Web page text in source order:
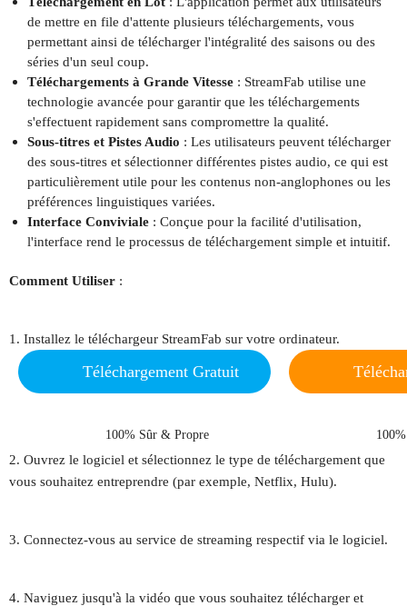
de mettre en file d'attente plusieurs téléchargements, vous
permettant ainsi de télécharger l'intégralité des saisons ou des
séries d'un seul coup.
Téléchargements à Grande Vitesse : StreamFab utilise une
technologie avancée pour garantir que les téléchargements
s'effectuent rapidement sans compromettre la qualité.
Sous-titres et Pistes Audio : Les utilisateurs peuvent télécharger
des sous-titres et sélectionner différentes pistes audio, ce qui est
particulièrement utile pour les contenus non-anglophones ou les
préférences linguistiques variées.
Interface Conviviale : Conçue pour la facilité d'utilisation,
l'interface rend le processus de téléchargement simple et intuitif.
Comment Utiliser :
1. Installez le téléchargeur StreamFab sur votre ordinateur.
Téléchargement Gratuit
100% Sûr & Propre
2. Ouvrez le logiciel et sélectionnez le type de téléchargement que
vous souhaitez entreprendre (par exemple, Netflix, Hulu).
3. Connectez-vous au service de streaming respectif via le logiciel.
4. Naviguez jusqu'à la vidéo que vous souhaitez télécharger et